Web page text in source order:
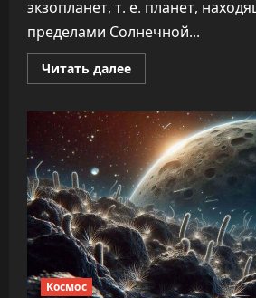
экзопланет, т. е. планет,
пределами Солнечной...
Читать далееПрочитать
больше
удал:
космос
запущен
новейший
«охотник
за
экзопланетами»
Pandora
Космос